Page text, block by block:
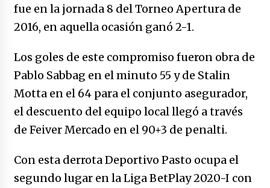
16/01/2026
de pertenencia
15/01/2026
Falcao regresa con el rabo entre las patas
07/01/2026
no manda marinero.
04/01/2026
fue en la jornada 8 del Torneo Apertura de
2016, en aquella ocasión ganó 2-1.
Los goles de este compromiso fueron obra de
Pablo Sabbag en el minuto 55 y de Stalin
Motta en el 64 para el conjunto asegurador,
el descuento del equipo local llegó a través
de Feiver Mercado en el 90+3 de penalti.
Con esta derrota Deportivo Pasto ocupa el
segundo lugar en la Liga BetPlay 2020-I con